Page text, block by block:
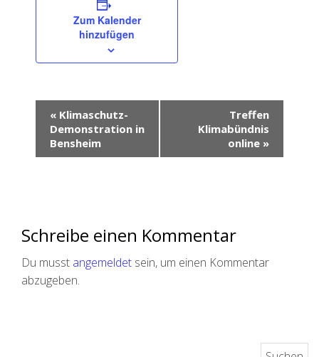
Zum Kalender
hinzufügen
r
s
a
« Klimaschutz-
Demonstration in
Bensheim
Treffen
Klimabündnis
online »
Schreibe einen Kommentar
Du musst angemeldet sein, um einen Kommentar
abzugeben.